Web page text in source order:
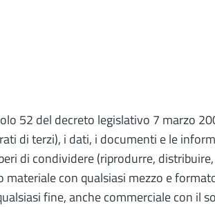
52 del decreto legislativo 7 marzo
di terzi), i dati, i documenti e le
di condividere (riprodurre,
materiale con qualsiasi mezzo e
fine, anche commerciale con il